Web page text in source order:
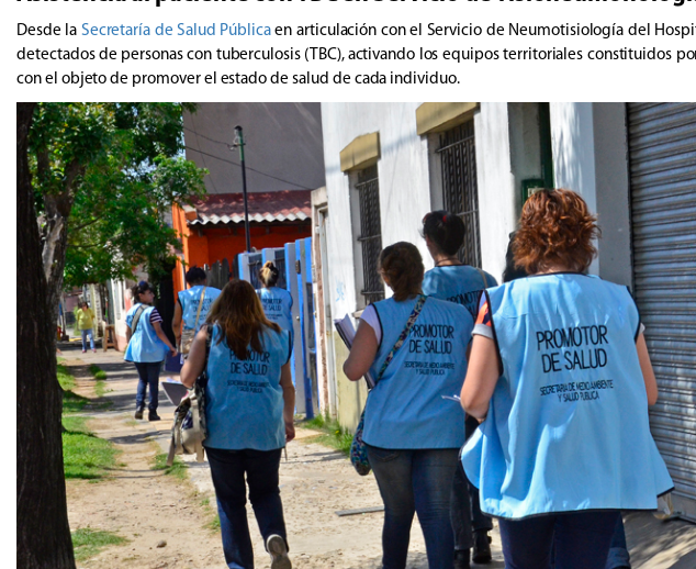
Desde la Secretaría de Salud Públicaen articulación con el Servicio de Neumotisiología del
detectados de personas con tuberculosis (TBC), activando los equipos territoriales constituidos
con el objeto de promover el estado de salud de cada individuo.